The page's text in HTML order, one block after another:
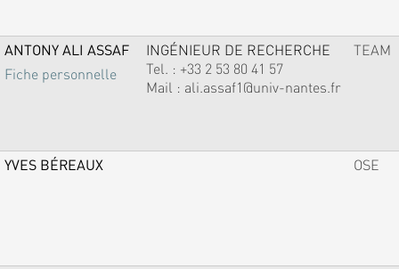
ANTONY ALI ASSAF
Fiche personnelle
INGÉNIEUR DE RECHERCHE
Tel. : +33 2 53 80 41 57
Mail : ali.assaf1@univ-nantes.fr
TEAM
YVES BÉREAUX OSE